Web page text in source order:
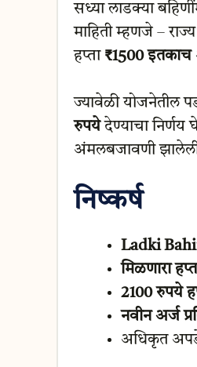
सध्या लाडक्या
माहिती म्हणजे –
हप्ता ₹1500 इतकाच
ज्यावेळी योजनेतील
रुपयेदेण्याचा
अंमलबजावणी झालेली
निष्कर्ष
Ladki
मिळणारा
2100 रुपये
नवीन अर्ज
अधिकृत